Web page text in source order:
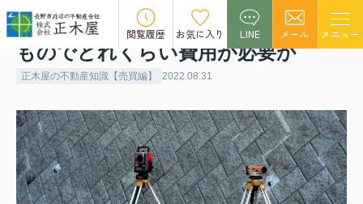
閲覧履歴 お気に入り LINE メール メニュー
不動産売却の確定測量とはどういう
ものでどれくらい費用が必要か
正木屋の不動産知識【売買編】 2022.08.31